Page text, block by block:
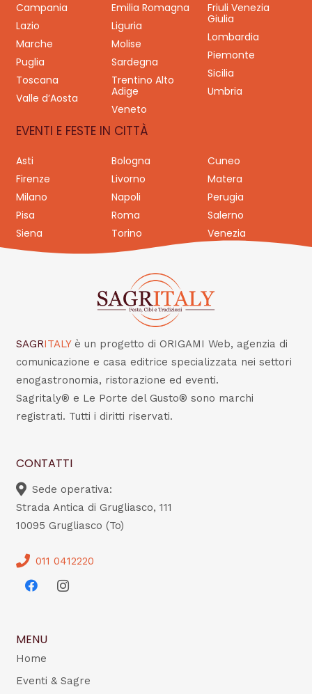
Campania
Emilia Romagna
Friuli Venezia
Giulia
Lazio
Liguria
Lombardia
Marche
Molise
Piemonte
Puglia
Sardegna
Sicilia
Toscana
Trentino Alto
Adige
Umbria
Valle d’Aosta
Veneto
EVENTI E FESTE IN CITTÀ
Asti Bologna
Cuneo
Firenze
Livorno
Matera
Milano
Napoli
Perugia
Pisa
Roma
Salerno
Siena
Torino Venezia
SAGRITALY è un progetto di ORIGAMI Web, agenzia di
comunicazione e casa editrice specializzata nei settori
enogastronomia, ristorazione ed eventi.
Sagritaly® e Le Porte del Gusto® sono marchi
registrati. Tutti i diritti riservati.
CONTATTI
Sede operativa:
Strada Antica di Grugliasco, 111
10095 Grugliasco (To)
011 0412220
MENU
Home
Eventi & Sagre